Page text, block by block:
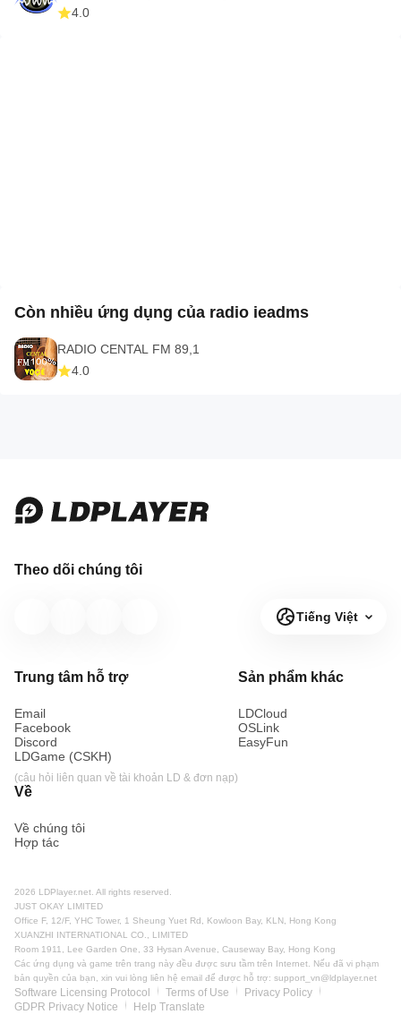
4.0
Còn nhiều ứng dụng của radio ieadms
RADIO CENTAL FM 89,1
4.0
Theo dõi chúng tôi
Tiếng Việt
Trung tâm hỗ trợ
Email
Facebook
Discord
LDGame (CSKH)
(câu hỏi liên quan về tài khoản LD & đơn nạp)
Sản phẩm khác
LDCloud
OSLink
EasyFun
Về
Về chúng tôi
Hợp tác
2026 LDPlayer.net. All rights reserved.
JUST OKAY LIMITED
Office F, 12/F, YHC Tower, 1 Sheung Yuet Rd, Kowloon Bay, KLN, Hong Kong
XUANZHI INTERNATIONAL CO., LIMITED
Room 1911, Lee Garden One, 33 Hysan Avenue, Causeway Bay, Hong Kong
Các ứng dụng và game trên trang này đều được sưu tầm trên Internet. Nếu đã vi phạm
bản quyền của bạn, xin vui lòng liên hệ email để được hỗ trợ: support_vn@ldplayer.net
Software Licensing Protocol Terms of Use
Privacy Policy
GDPR Privacy Notice
Help Translate